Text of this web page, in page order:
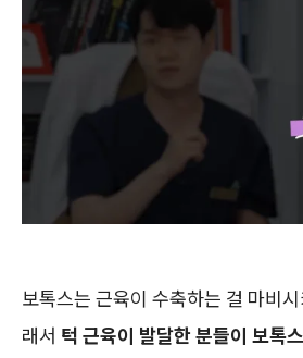
보톡스는 근육이 수축하는 걸 마비
래서 턱 근육이 발달한 분들이 보톡